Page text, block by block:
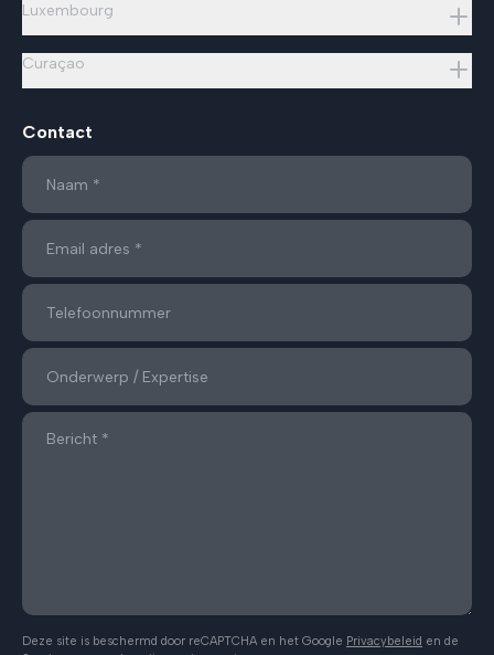
Luxembourg
Curaçao
Contact
Deze site is beschermd door reCAPTCHA en het Google Privacybeleid en de